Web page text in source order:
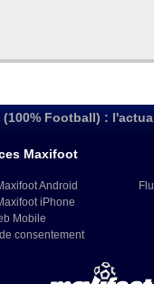
Football) :
Maxifoot
Android
iPhone
Mobile
consentement